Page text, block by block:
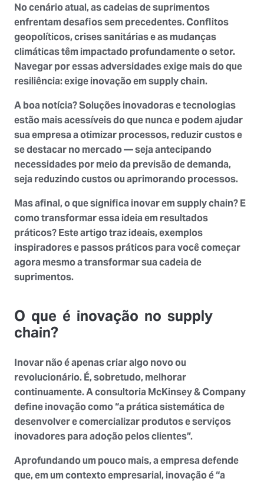
No cenário atual, as cadeias de suprimentos
enfrentam desafios sem precedentes. Conflitos
geopolíticos, crises sanitárias e as mudanças
climáticas têm impactado profundamente o setor.
Navegar por essas adversidades exige mais do que
resiliência: exige inovação em supply chain.
A boa notícia? Soluções inovadoras e tecnologias
estão mais acessíveis do que nunca e podem ajudar
sua empresa a otimizar processos, reduzir custos e
se destacar no mercado — seja antecipando
necessidades por meio da previsão de demanda,
seja reduzindo custos ou aprimorando processos.
Mas afinal, o que significa inovar em supply chain? E
como transformar essa ideia em resultados
práticos? Este artigo traz ideais, exemplos
inspiradores e passos práticos para você começar
agora mesmo a transformar sua cadeia de
suprimentos.
O que é inovação no supply
chain?
Inovar não é apenas criar algo novo ou
revolucionário. É, sobretudo, melhorar
continuamente. A consultoria McKinsey & Company
define inovação como “a prática sistemática de
desenvolver e comercializar produtos e serviços
inovadores para adoção pelos clientes”.
Aprofundando um pouco mais, a empresa defende
que, em um contexto empresarial, inovação é “a